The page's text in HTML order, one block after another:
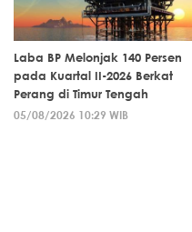
Laba BP Melonjak 140 Persen
pada Kuartal II-2026 Berkat
Perang di Timur Tengah
05/08/2026 10:29 WIB